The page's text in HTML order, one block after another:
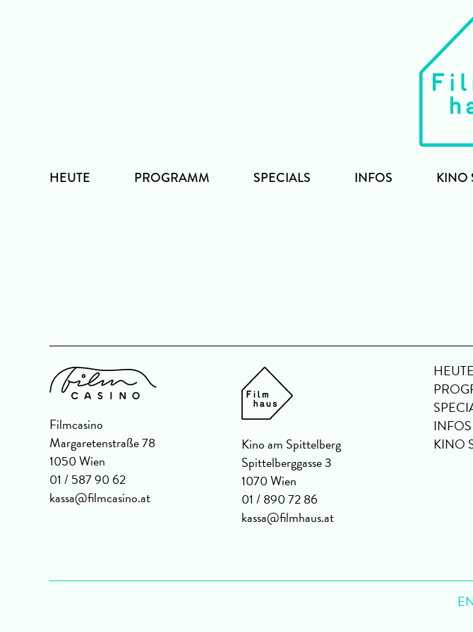
HEUTE PROGRAMM SPECIALS INFOS KINO
Filmcasino
Margaretenstraße 78
1050 Wien
01 / 587 90 62
kassa@filmcasino.at
Kino am Spittelberg
Spittelberggasse 3
1070 Wien
01 / 890 72 86
kassa@filmhaus.at
HEUTE
INFOS
KINO